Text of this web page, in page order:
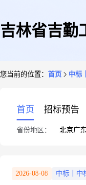
吉林省吉勤
您当前的位置： 首页 中标
首页 招标预告
省份地区： 北京广东
2026-08-08 中标｜中